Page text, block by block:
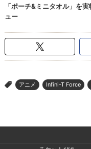
> アニメ Infini-T Force